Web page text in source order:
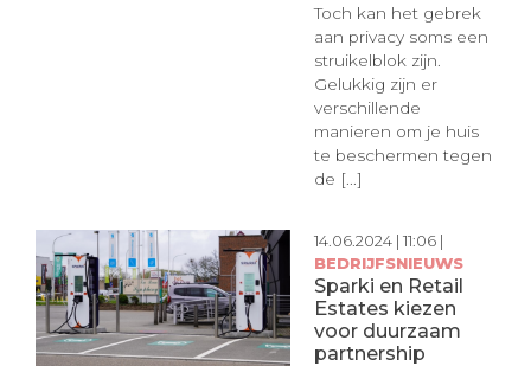
Toch kan het gebrek
aan privacy soms een
struikelblok zijn.
Gelukkig zijn er
verschillende
manieren om je huis
te beschermen tegen
de [...]
14.06.2024 | 11:06 |
BEDRIJFSNIEUWS
Sparki en Retail
Estates kiezen
voor duurzaam
partnership